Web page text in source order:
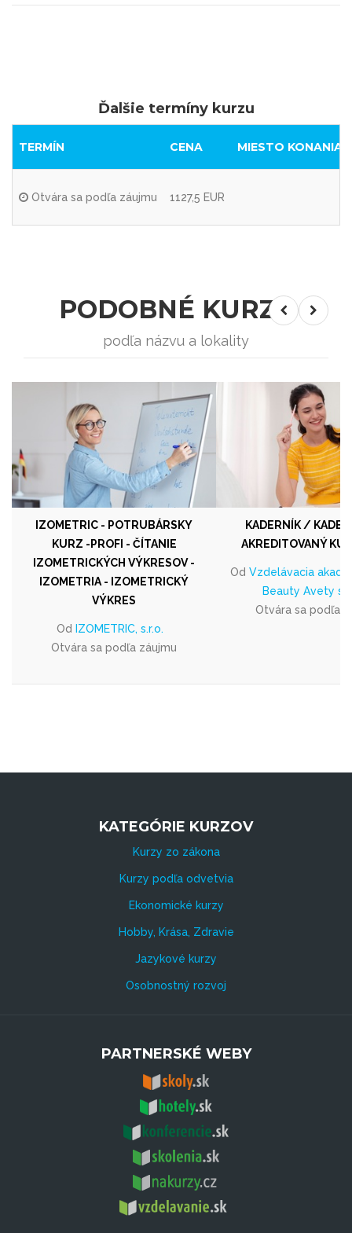
Ďalšie termíny kurzu
TERMÍN CENA MIESTO KONANIA
Otvára sa podľa záujmu 1127,5 EUR
PODOBNÉ KURZY
podľa názvu a lokality
IZOMETRIC - POTRUBÁRSKY
KURZ -PROFI - ČÍTANIE
IZOMETRICKÝCH VÝKRESOV -
IZOMETRIA - IZOMETRICKÝ
VÝKRES
Od IZOMETRIC, s.r.o.
Otvára sa podľa záujmu
KADERNÍK /
AKREDITOVANÝ
Od Vzdelávacia
Beauty Avety s.
Otvára sa podľa
KATEGÓRIE KURZOV
Kurzy zo zákona
Kurzy podľa odvetvia
Ekonomické kurzy
Hobby, Krása, Zdravie
Jazykové kurzy
Osobnostný rozvoj
PARTNERSKÉ WEBY